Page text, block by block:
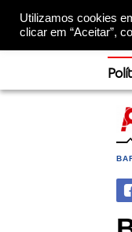
Utilizamos cookies
clicar em “Aceitar”,